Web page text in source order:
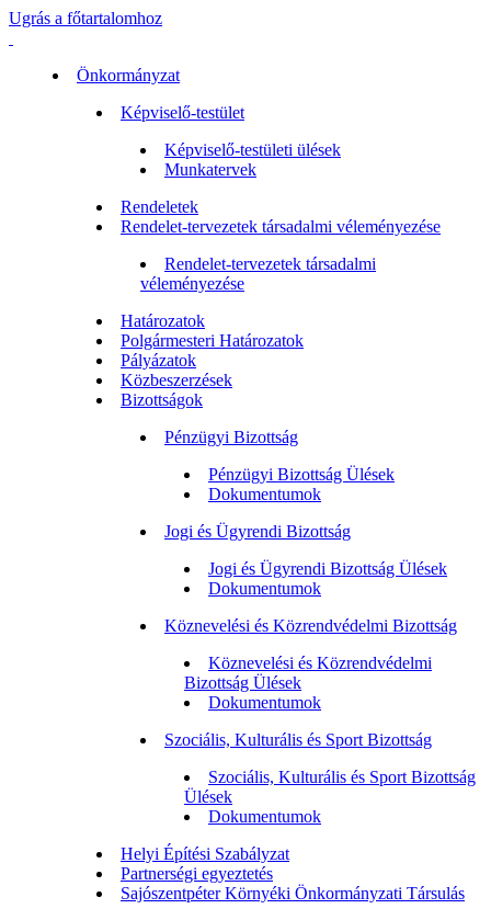
Ugrás a főtartalomhoz
Önkormányzat
Képviselő-testület
Képviselő-testületi ülések
Munkatervek
Rendeletek
Rendelet-tervezetek társadalmi véleményezése
Rendelet-tervezetek társadalmi
véleményezése
Határozatok
Polgármesteri Határozatok
Pályázatok
Közbeszerzések
Bizottságok
Pénzügyi Bizottság
Pénzügyi Bizottság Ülések
Dokumentumok
Jogi és Ügyrendi Bizottság
Jogi és Ügyrendi Bizottság Ülések
Dokumentumok
Köznevelési és Közrendvédelmi Bizottság
Köznevelési és Közrendvédelmi
Bizottság Ülések
Dokumentumok
Szociális, Kulturális és Sport Bizottság
Szociális, Kulturális és Sport Bizottság
Ülések
Dokumentumok
Helyi Építési Szabályzat
Partnerségi egyeztetés
Sajószentpéter Környéki Önkormányzati Társulás